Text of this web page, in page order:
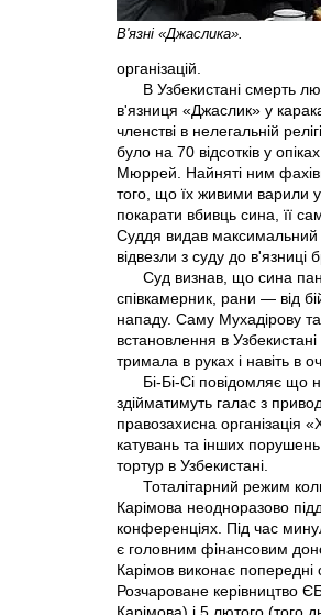
В'язні «Джаслика».
організацій.
В Узбекистані смерть
в'язниця «Джаслик» у
членстві в нелегальній
було на 70 відсотків у
Мюррей. Найняті ним
того, що їх живими варили у
покарати вбивць сина, її
Суддя видав максимальний
відвезли з суду до
Суд визнав, що сина
співкамерник, рани — від
нападу. Саму Мухадірову
встановлення в
тримала в руках і навіть в
Бі-Бі-Сі повідомляє що
здійматимуть галас з
правозахисна організація
катувань та інших
тортур в Узбекистані.
Тоталітарний режим
Карімова неодноразово
конференціях. Під час
є головним фінансовим
Карімов виконає попередні
Розчароване керівництво
Карімова) і 5 лютого (того